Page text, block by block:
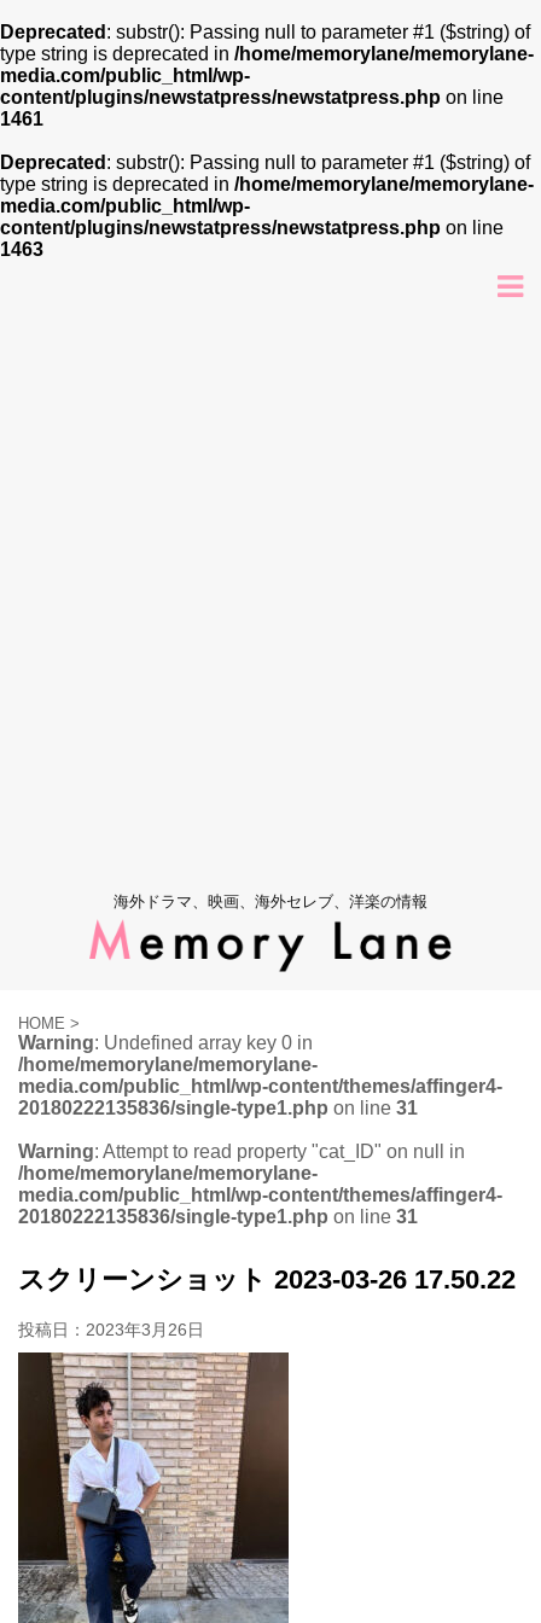
Deprecated : substr(): Passing null to parameter #1 ($string) of
type string is deprecated in /home/memorylane/memorylane-
media.com/public_html/wp-
content/plugins/newstatpress/newstatpress.php on line
1461
Deprecated : substr(): Passing null to parameter #1 ($string) of
type string is deprecated in /home/memorylane/memorylane-
media.com/public_html/wp-
content/plugins/newstatpress/newstatpress.php on line
1463
海外ドラマ、映画、海外セレブ、洋楽の情報
HOME >
Warning: Undefined array key 0 in
/home/memorylane/memorylane-
media.com/public_html/wp-content/themes/affinger4-
20180222135836/single-type1.php on line 31
Warning: Attempt to read property "cat_ID" on null in
/home/memorylane/memorylane-
media.com/public_html/wp-content/themes/affinger4-
20180222135836/single-type1.php on line 31
スクリーンショット 2023-03-26 17.50.22
投稿日： 2023年3月26日